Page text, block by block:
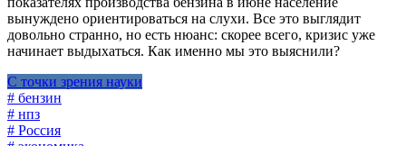
вынуждено ориентироваться на слухи. Все это выглядит
довольно странно, но есть нюанс: скорее всего, кризис уже
начинает выдыхаться. Как именно мы это выяснили?
С точки зрения науки
# бензин
# нпз
# Россия